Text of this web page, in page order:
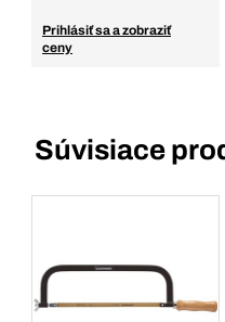
Prihlásiť sa a zobraziť
ceny
Súvisiace